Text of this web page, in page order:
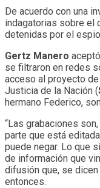
De acuerdo con una
indagatorias sobre el
detenidas por el
Gertz Manero
se filtraron en redes
acceso al proyecto
Justicia de la Nación (
hermano Federico,
“Las grabaciones
parte que está
puede negar. Lo que
de información que
difusión que, se
entonces.